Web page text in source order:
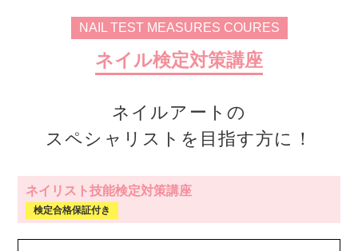
NAIL TEST MEASURES COURES
ネイル検定対策講座
ネイルアートの
スペシャリストを目指す方に！
ネイリスト技能検定対策講座
検定合格保証付き